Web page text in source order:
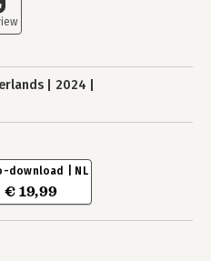
2024
download | NL
€ 19,99